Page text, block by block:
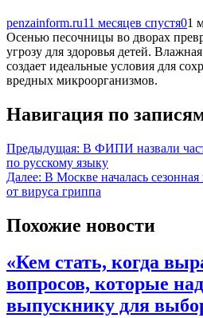
penzainform.ru11 месяцев спустя01
Осенью песочницы во дворах
угрозу для здоровья детей.
создает идеальные условия для
вредных микроорганизмов.
Навигация по
Предыдущая: В ФИПИ назвали
по русскому языку
Далее: В Москве началась
от вируса гриппа
Похожие новости
«Кем стать, когда
вопросов, которые
выпускнику для